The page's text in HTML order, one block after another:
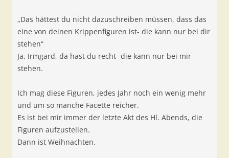
„Das hättest du nicht dazuschreiben müssen, dass das
eine von deinen Krippenfiguren ist- die kann nur bei dir
stehen“
Ja, Irmgard, da hast du recht- die kann nur bei mir
stehen.
Ich mag diese Figuren, jedes Jahr noch ein wenig mehr
und um so manche Facette reicher.
Es ist bei mir immer der letzte Akt des Hl. Abends, die
Figuren aufzustellen.
Dann ist Weihnachten.